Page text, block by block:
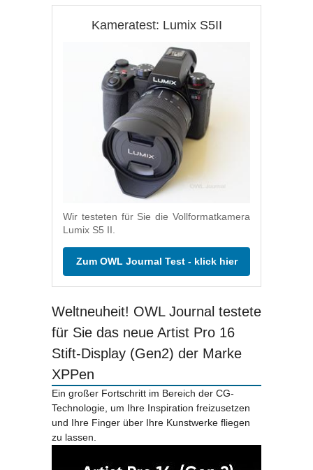
Kameratest: Lumix S5II
Wir testeten für Sie die Vollformatkamera
Lumix S5 II.
Zum OWL Journal Test - klick hier
Weltneuheit! OWL Journal testete
für Sie das neue Artist Pro 16
Stift-Display (Gen2) der Marke
XPPen
Ein großer Fortschritt im Bereich der CG-
Technologie, um Ihre Inspiration freizusetzen
und Ihre Finger über Ihre Kunstwerke fliegen
zu lassen.